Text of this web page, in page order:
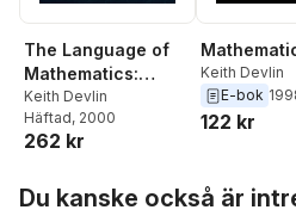
The Language of
Mathematics:
Making the
Invisible Visible
Keith Devlin
Häftad, 2000
262 kr
Keith Devlin
E-bok
122 kr
Du kanske också är